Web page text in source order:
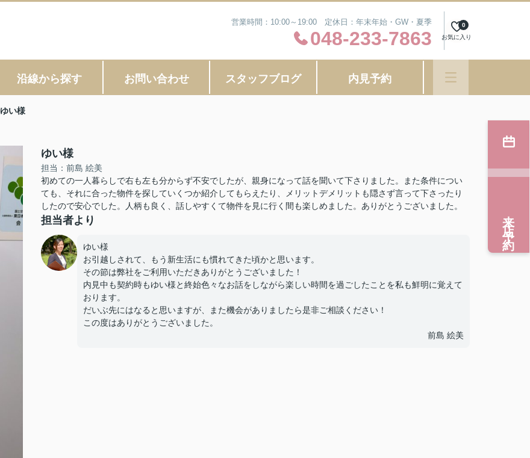
営業時間：10:00～19:00 定休日：年末年始・GW・夏季
048-233-7863 お気に入り
0
沿線から探す お問い合わせ スタッフブログ 内見予約
ゆい様
ゆい様
担当：前島 絵美
初めての一人暮らしで右も左も分からず不安でしたが、親身になって話を聞いて下さりました。また条件につい
ても、それに合った物件を探していくつか紹介してもらえたり、メリットデメリットも隠さず言って下さったり
したので安心でした。人柄も良く、話しやすくて物件を見に行く間も楽しめました。ありがとうございました。
担当者より
ゆい様
お引越しされて、もう新生活にも慣れてきた頃かと思います。
その節は弊社をご利用いただきありがとうございました！
内見中も契約時もゆい様と終始色々なお話をしながら楽しい時間を過ごしたことを私も鮮明に覚えて
おります。
だいぶ先にはなると思いますが、また機会がありましたら是非ご相談ください！
この度はありがとうございました。
前島 絵美
来店予約